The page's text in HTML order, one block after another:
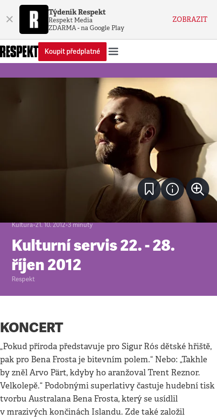
× Týdeník Respekt
Respekt Media
ZDARMA - na Google Play
ZOBRAZIT
Koupit předplatné
Kultura•21. 10. 2012•3minuty
Kulturní servis 22. - 28.
říjen 2012
Respekt
KONCERT
„Pokud příroda představuje pro Sigur Rós dětské hřiště,
pak pro Bena Frosta je bitevním polem.“ Nebo: „Takhle
by zněl Arvo Pärt, kdyby ho aranžoval Trent Reznor.
Velkolepě.“ Podobnými superlativy častuje hudební tisk
tvorbu Australana Bena Frosta, který se usídlil
v mrazivých končinách Islandu. Zde také založil